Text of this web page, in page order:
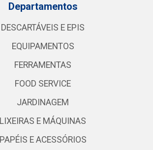
Departamentos
DESCARTÁVEIS E EPIS
EQUIPAMENTOS
FERRAMENTAS
FOOD SERVICE
JARDINAGEM
LIXEIRAS E MÁQUINAS
PAPÉIS E ACESSÓRIOS